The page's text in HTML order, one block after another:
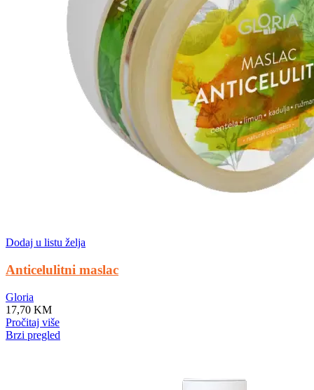
Dodaj u listu želja
Anticelulitni maslac
Gloria
17,70 KM
Pročitaj više
Brzi pregled